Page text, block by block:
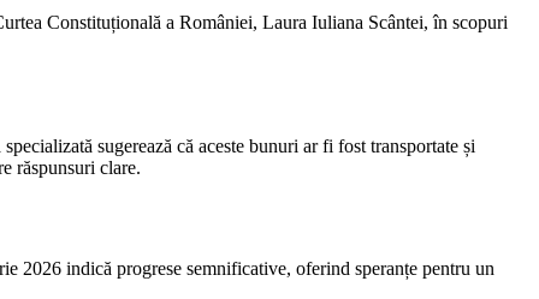
Constituțională a României, Laura Iuliana Scântei, în scopuri
sugerează că aceste bunuri ar fi fost transportate și
răspunsuri clare.
2026 indică progrese semnificative, oferind speranțe pentru un